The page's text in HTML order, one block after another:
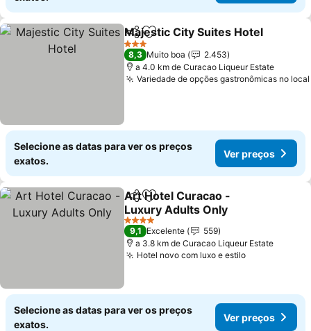
PartilharAdicionar aos favoritos
Majestic City Suites Hotel
3 Estrelas
8,3 Muito boa
2.453
a 4.0 km de Curacao Liqueur Estate
Variedade de opções gastronômicas no local
Selecione as datas para ver os preços
exatos.
Ver preços
PartilharAdicionar aos favoritos
Art Hotel Curacao -
Luxury Adults Only
Ver preços
4 Estrelas
9,1 Excelente
559
a 3.8 km de Curacao Liqueur Estate
Hotel novo com luxo e estiloVer preços
Selecione as datas para ver os preços
exatos.
Ver preços